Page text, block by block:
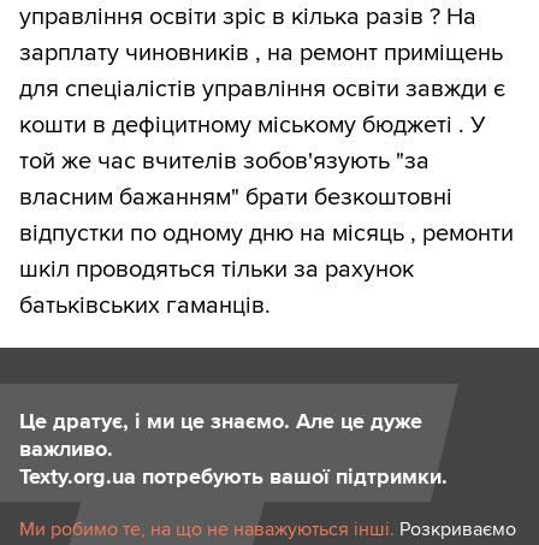
управління освіти зріс в кілька разів ? На
зарплату чиновників , на ремонт приміщень
для спеціалістів управління освіти завжди є
кошти в дефіцитному міському бюджеті . У
той же час вчителів зобов'язують "за
власним бажанням" брати безкоштовні
відпустки по одному дню на місяць , ремонти
шкіл проводяться тільки за рахунок
батьківських гаманців.
Це дратує, і ми це знаємо. Але це дуже
важливо.
Texty.org.ua потребують вашої підтримки.
Ми робимо те, на що не наважуються інші. Розкриваємо